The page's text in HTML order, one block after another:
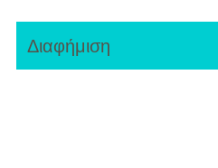
Διαφήμιση